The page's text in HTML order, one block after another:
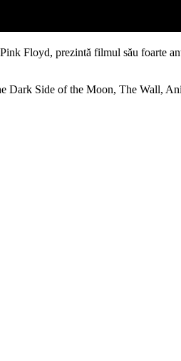
Floyd, prezintă filmul său foarte
Side of the Moon, The Wall,